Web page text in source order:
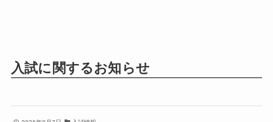
入試に関するお知らせ